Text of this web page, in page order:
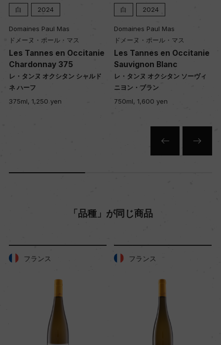
入数
12
色
白
白 2024
Domaines Paul Mas
ドメーヌ・ポール・マス
Les Tannes en Occitanie
Chardonnay 375
レ・タンヌ オクシタン シャルド
ネ ハーフ
375ml, 1,250 yen
白 2024
Domaines Paul Mas
ドメーヌ・ポール・マス
Les Tannes en Occitanie
Sauvignon Blanc
レ・タンヌ オクシタン ソーヴィ
ニヨン・ブラン
750ml, 1,600 yen
「品種」が同じ商品
フランス フランス